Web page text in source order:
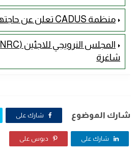
منظمة CADUS تعلن عن حاجتها لوظائف شاغرة
شاغرة
شارك الموضوع شارك على
شارك على دبوس على